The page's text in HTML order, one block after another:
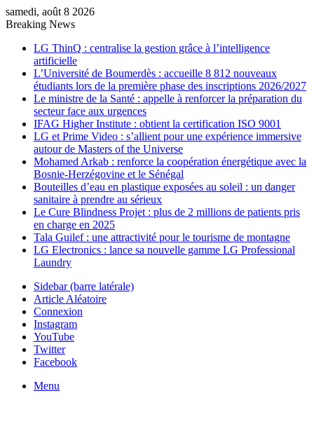
samedi, août 8 2026
Breaking News
LG ThinQ : centralise la gestion grâce à l’intelligence
artificielle
L’Université de Boumerdès : accueille 8 812 nouveaux
étudiants lors de la première phase des inscriptions 2026/2027
Le ministre de la Santé : appelle à renforcer la préparation du
secteur face aux urgences
IFAG Higher Institute : obtient la certification ISO 9001
LG et Prime Video : s’allient pour une expérience immersive
autour de Masters of the Universe
Mohamed Arkab : renforce la coopération énergétique avec la
Bosnie-Herzégovine et le Sénégal
Bouteilles d’eau en plastique exposées au soleil : un danger
sanitaire à prendre au sérieux
Le Cure Blindness Projet : plus de 2 millions de patients pris
en charge en 2025
Tala Guilef : une attractivité pour le tourisme de montagne
LG Electronics : lance sa nouvelle gamme LG Professional
Laundry
Sidebar (barre latérale)
Article Aléatoire
Connexion
Instagram
YouTube
Twitter
Facebook
Menu